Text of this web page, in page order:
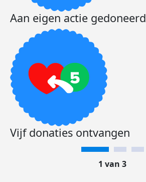
Aan eigen actie gedoneerd
Vijf donaties ontvangen
1 van 3